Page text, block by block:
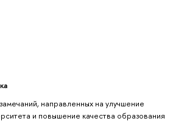
направленных на улучшение
и повышение качества образования